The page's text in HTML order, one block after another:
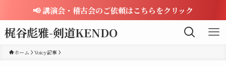
📢 講演会・稽古会のご依頼はこちらをクリック
梶谷彪雅-剣道KENDO
ホーム Voicy記事